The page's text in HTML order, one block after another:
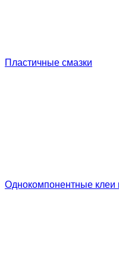
Пластичные смазки
Однокомпонентные клеи